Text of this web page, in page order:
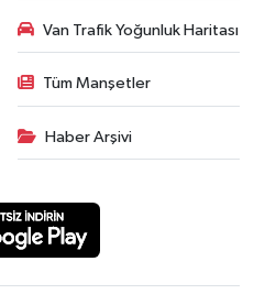
Van Trafik Yoğunluk Haritası
Tüm Manşetler
Haber Arşivi